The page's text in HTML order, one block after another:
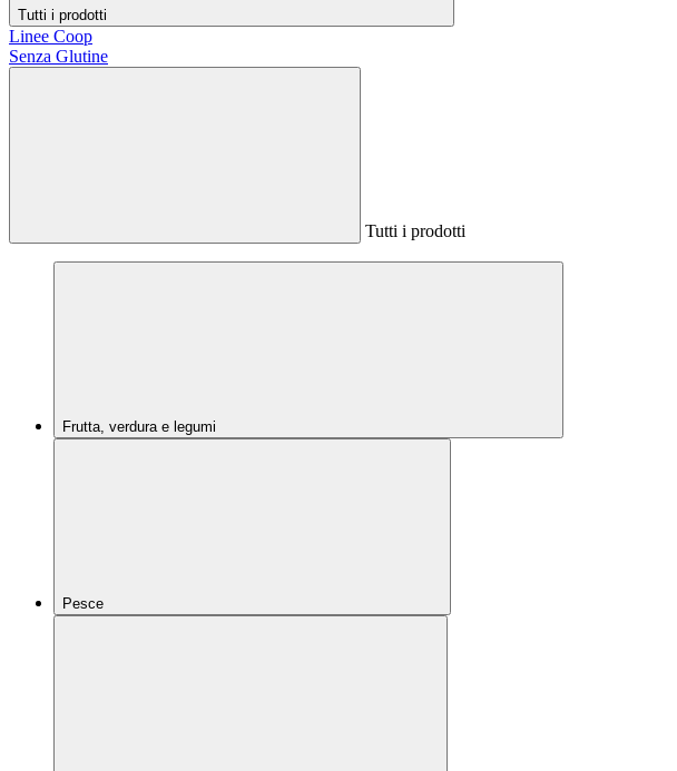
Tutti i prodotti
Linee Coop
Senza Glutine
Tutti i prodotti
Frutta, verdura e legumi
Pesce